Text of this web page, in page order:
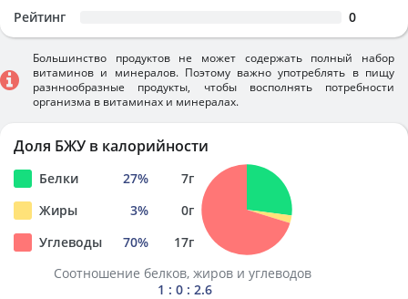
Рейтинг 0
Большинство продуктов не может содержать полный набор
витаминов и минералов. Поэтому важно употреблять в пищу
разннообразные продукты, чтобы восполнять потребности
организма в витаминах и минералах.
Доля БЖУ в калорийности
Белки 27% 7г
Жиры
3% 0г
Углеводы
70% 17г
Соотношение белков, жиров и углеводов
1 : 0 : 2.6